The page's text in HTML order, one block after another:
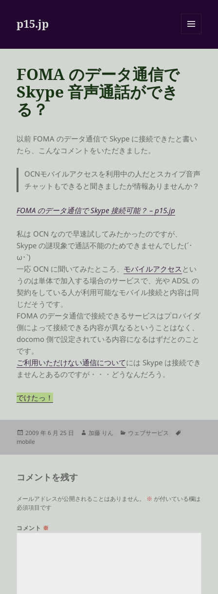
p15.jp
ーとウ
FOMA のデータ通信で
Skype 音声通話ができ
る？
以前 FOMA のデータ通信で Skype に接続できたと書い
たら、こんなコメントをいただきました。
OCNモバイルアクセスを利用中の人だとスカイプ音声
チャットもできると聞きましたが情報ありませんか？
FOMA のデータ通信で Skype 接続可能？ – p15.jp
私は OCN なので早速試してみたかったのですが、
Skype の謎現象で通話不能のためできませんでした(´･
ω･`)
一応 OCN に聞いてみたところ、 モバイルアクセス とい
うのは単体で加入する場合のサービスで、光や ADSL の
契約をしている人が利用可能なモバイル接続と内容は同
じだそうです。
FOMA のデータ通信で接続できるサービスはプロバイダ
側によって接続できる内容が異なるということはなく、
docomo 側で設定されている内容になるはずだとのこと
です。
ご利用いただけない通信についてには Skype は接続でき
ませんとあるのですが・・・どうなんだろう。
でけたっ！
投
稿
2009 年 6 月 25 日
作
加藤 りん
カ
ウェブサービス
mobile
コメントを残す
メールアドレスが公開されることはありません。 ※ が付いている欄は
必須項目です
コメント ※